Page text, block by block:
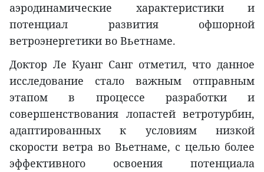
аэродинамические характеристики и
потенциал развития офшорной
ветроэнергетики во Вьетнаме.
Доктор Ле Куанг Санг отметил, что данное
исследование стало важным отправным
этапом в процессе разработки и
совершенствования лопастей ветротурбин,
адаптированных к условиям низкой
скорости ветра во Вьетнаме, с целью более
эффективного освоения потенциала